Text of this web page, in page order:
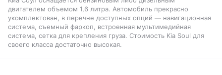
двигателем объемом 1,6 литра. Автомобиль прекрасно
укомплектован, в перечне доступных опций — навигационная
система, съемный фаркоп, встроенная мультимедийная
система, сетка для крепления груза. Стоимость Kia Soul для
своего класса достаточно высокая.